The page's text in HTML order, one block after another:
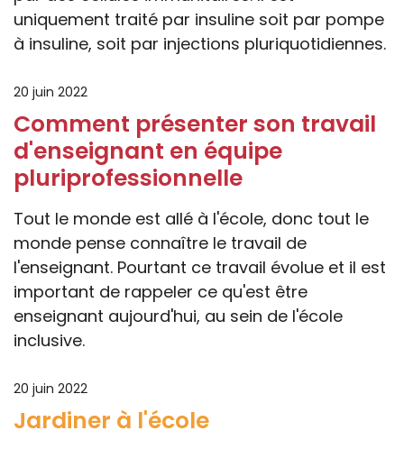
uniquement traité par insuline soit par pompe
à insuline, soit par injections pluriquotidiennes.
20 juin 2022
Comment présenter son travail
d'enseignant en équipe
pluriprofessionnelle
Tout le monde est allé à l'école, donc tout le
monde pense connaître le travail de
l'enseignant. Pourtant ce travail évolue et il est
important de rappeler ce qu'est être
enseignant aujourd'hui, au sein de l'école
inclusive.
20 juin 2022
Jardiner à l'école